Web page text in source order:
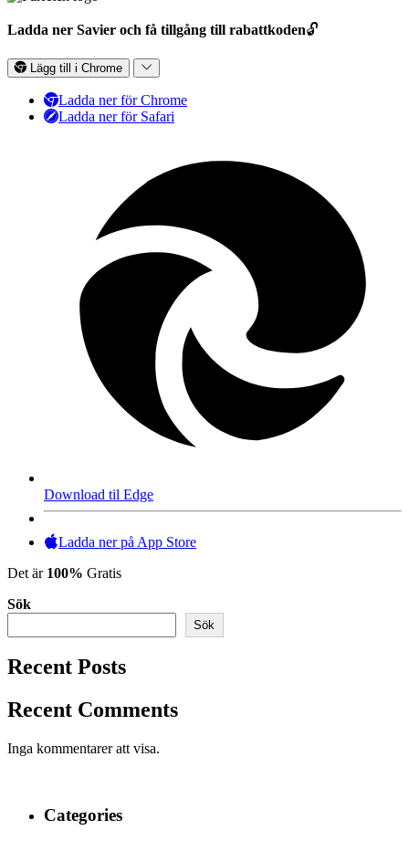
Ladda ner Savier och få tillgång till rabattkoden🔓
Lägg till i Chrome
Ladda ner för Chrome
Ladda ner för Safari
Download til Edge
Ladda ner på App Store
Det är 100% Gratis
Sök
Sök
Recent Posts
Recent Comments
Inga kommentarer att visa.
Categories